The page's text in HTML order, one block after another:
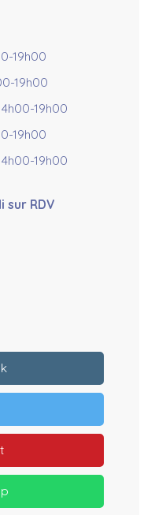
19h00
19h00
19h00
19h00
19h00
sur RDV